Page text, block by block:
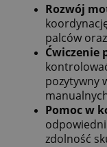
Rozwój
palców
Ćwiczenie
pozytywny
Pomoc w
zdolność